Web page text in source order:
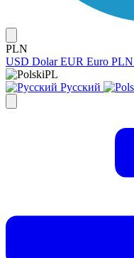
PLN
USD Dolar EUR Euro PLN
PL
Русский